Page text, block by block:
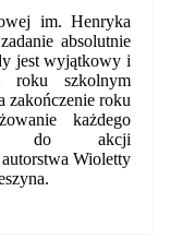
im. Henryka
absolutnie
jest wyjątkowy i
roku szkolnym
zakończenie roku
każdego
do akcji
autorstwa Wioletty